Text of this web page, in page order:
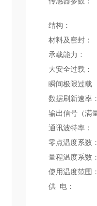
结构： 桥
材料及密封
承载能力：
大安全过载
瞬间极限
数据刷新速
输出信号（满
通讯波特率
零点温度系
量程温度系
使用温度范
供 电：